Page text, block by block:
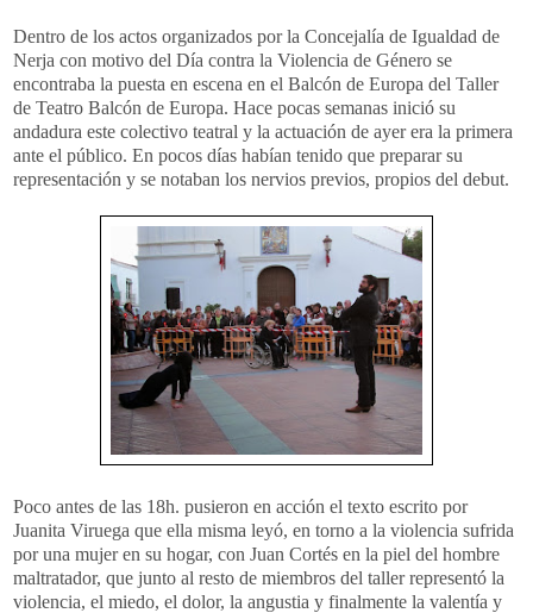
Dentro de los actos organizados por la Concejalía de Igualdad de
Nerja con motivo del Día contra la Violencia de Género se
encontraba la puesta en escena en el Balcón de Europa del Taller
de Teatro Balcón de Europa. Hace pocas semanas inició su
andadura este colectivo teatral y la actuación de ayer era la primera
ante el público. En pocos días habían tenido que preparar su
representación y se notaban los nervios previos, propios del debut.
Poco antes de las 18h. pusieron en acción el texto escrito por
Juanita Viruega que ella misma leyó, en torno a la violencia sufrida
por una mujer en su hogar, con Juan Cortés en la piel del hombre
maltratador, que junto al resto de miembros del taller representó la
violencia, el miedo, el dolor, la angustia y finalmente la valentía y